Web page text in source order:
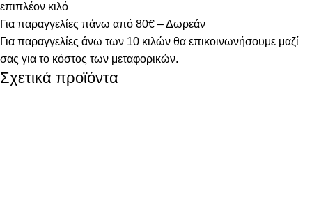
επιπλέον κιλό
Για παραγγελίες πάνω από 80€ – Δωρεάν
Για παραγγελίες άνω των 10 κιλών θα επικοινωνήσουμε μαζί
σας για το κόστος των μεταφορικών.
Σχετικά προϊόντα